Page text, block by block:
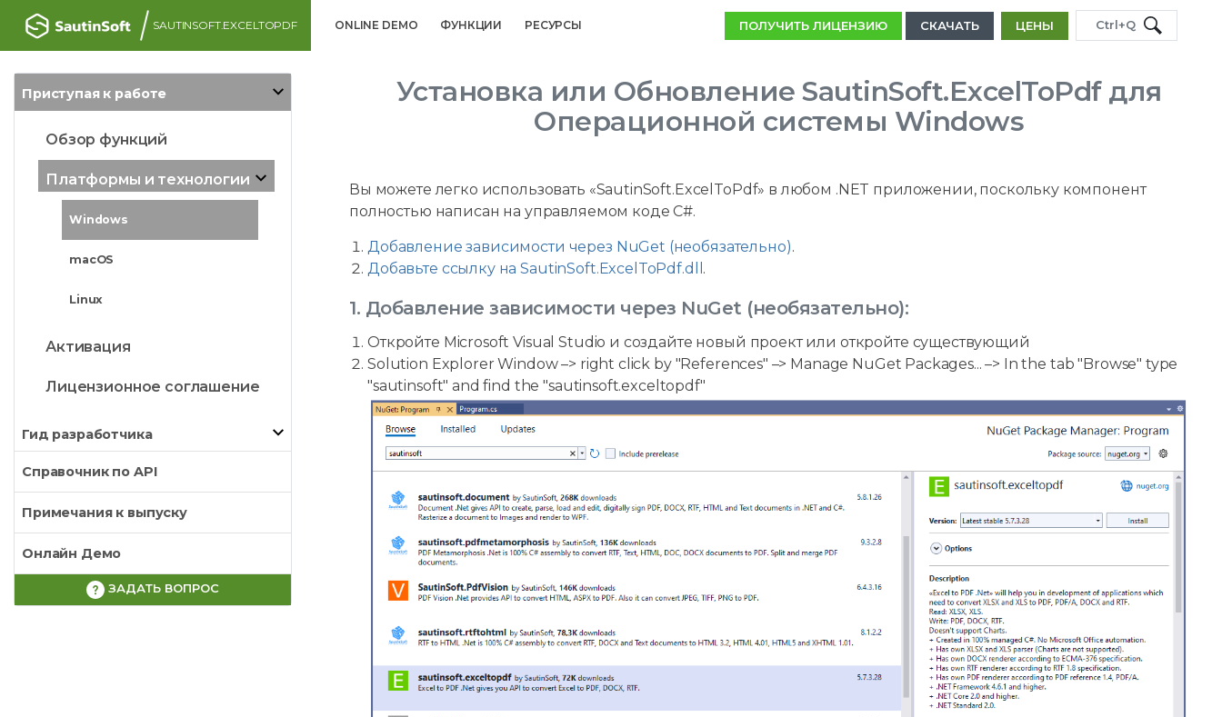
SAUTINSOFT.EXCELTOPDF ONLINE DEMO ФУНКЦИИ РЕСУРСЫ ПОЛУЧИТЬ ЛИЦЕНЗИЮ СКАЧАТЬ ЦЕНЫ Ctrl+Q
Приступая к работе
Обзор функций
Платформы и технологии
Windows
macOS
Linux
Активация
Лицензионное соглашение
Гид разработчика
Справочник по API
Примечания к выпуску
Онлайн Демо
ЗАДАТЬ ВОПРОС
Установка или Обновление SautinSoft.ExcelToPdf для
Операционной системы Windows
Вы можете легко использовать «SautinSoft.ExcelToPdf» в любом .NET приложении, поскольку компонент
полностью написан на управляемом коде C#.
Добавление зависимости через NuGet (необязательно).
Добавьте ссылку на SautinSoft.ExcelToPdf.dll .
1. Добавление зависимости через NuGet (необязательно):
Откройте Microsoft Visual Studio и создайте новый проект или откройте существующий
Solution Explorer Window –> right click by "References" –> Manage NuGet Packages... –> In the tab "Browse" type
"sautinsoft" and find the "sautinsoft.exceltopdf"